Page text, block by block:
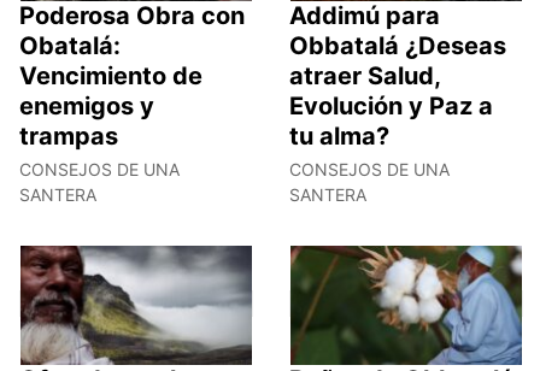
Poderosa Obra con
Obatalá:
Vencimiento de
enemigos y
trampas
CONSEJOS DE UNA
SANTERA
Addimú para
Obbatalá ¿Deseas
atraer Salud,
Evolución y Paz a
tu alma?
CONSEJOS DE UNA
SANTERA